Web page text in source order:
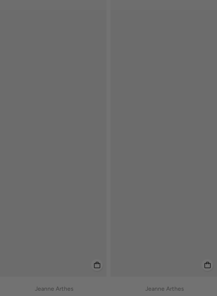
Jeanne Arthes Jeanne Arthes